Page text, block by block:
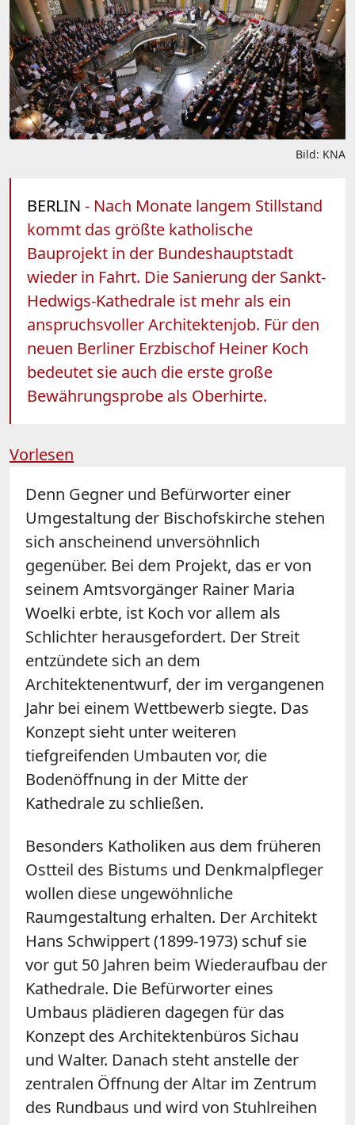
Bild: KNA
BERLIN - Nach Monate langem Stillstand
kommt das größte katholische
Bauprojekt in der Bundeshauptstadt
wieder in Fahrt. Die Sanierung der Sankt-
Hedwigs-Kathedrale ist mehr als ein
anspruchsvoller Architektenjob. Für den
neuen Berliner Erzbischof Heiner Koch
bedeutet sie auch die erste große
Bewährungsprobe als Oberhirte.
Vorlesen
Denn Gegner und Befürworter einer
Umgestaltung der Bischofskirche stehen
sich anscheinend unversöhnlich
gegenüber. Bei dem Projekt, das er von
seinem Amtsvorgänger Rainer Maria
Woelki erbte, ist Koch vor allem als
Schlichter herausgefordert. Der Streit
entzündete sich an dem
Architektenentwurf, der im vergangenen
Jahr bei einem Wettbewerb siegte. Das
Konzept sieht unter weiteren
tiefgreifenden Umbauten vor, die
Bodenöffnung in der Mitte der
Kathedrale zu schließen.
Besonders Katholiken aus dem früheren
Ostteil des Bistums und Denkmalpfleger
wollen diese ungewöhnliche
Raumgestaltung erhalten. Der Architekt
Hans Schwippert (1899-1973) schuf sie
vor gut 50 Jahren beim Wiederaufbau der
Kathedrale. Die Befürworter eines
Umbaus plädieren dagegen für das
Konzept des Architektenbüros Sichau
und Walter. Danach steht anstelle der
zentralen Öffnung der Altar im Zentrum
des Rundbaus und wird von Stuhlreihen